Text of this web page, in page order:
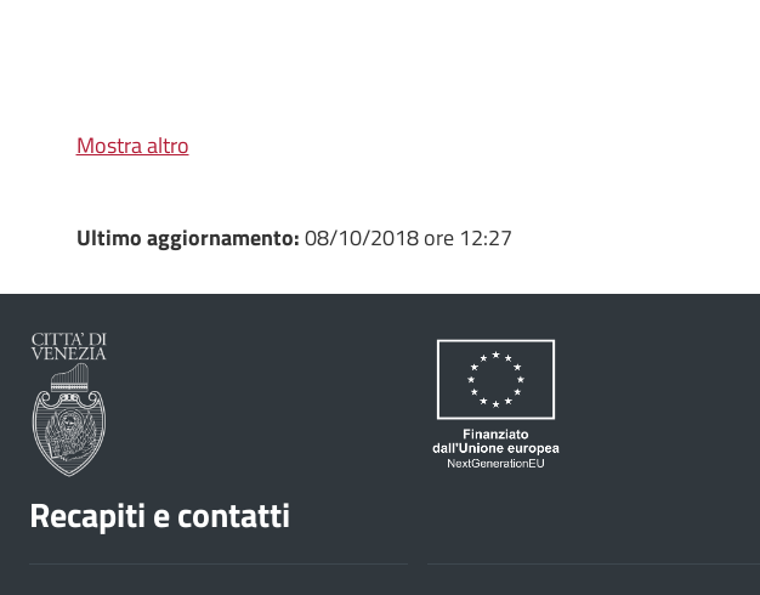
Mostra altro
Ultimo aggiornamento:08/10/2018 ore 12:27
Recapiti e contatti